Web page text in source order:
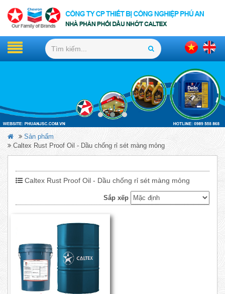
Sản phẩm
Caltex Rust Proof Oil - Dầu chống rỉ sét màng mỏng
Caltex Rust Proof Oil - Dầu chống rỉ sét màng mỏng
Sắp xếp